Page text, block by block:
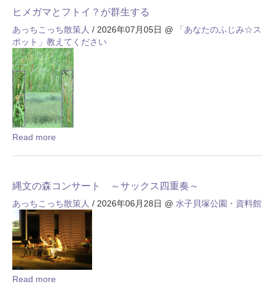
ヒメガマとフトイ？が群生する
あっちこっち散策人 / 2026年07月05日 @
「あなたのふじみ☆ス
ポット」教えてください
Read more
縄文の森コンサート ～サックス四重奏～
あっちこっち散策人 / 2026年06月28日 @ 水子貝塚公園・資料館
Read more